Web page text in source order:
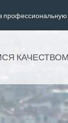
профессиональную
КАЧЕСТВОМ